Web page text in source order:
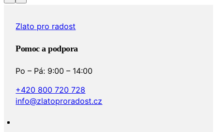
info@zlatoproradost.cz